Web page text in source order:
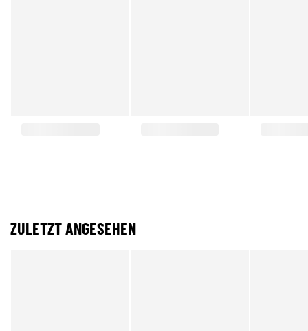
ZULETZT ANGESEHEN